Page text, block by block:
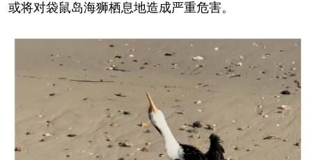
或将对袋鼠岛海狮栖息地造成严重危害。